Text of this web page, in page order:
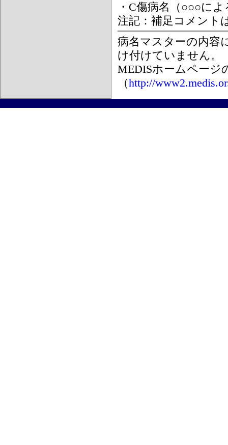
・C傷病名（○○○に
注記：補足コメント
病名マスターの内容
け付けていません。
MEDISホームページ
（http://